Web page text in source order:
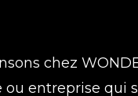
chez
entreprise qui